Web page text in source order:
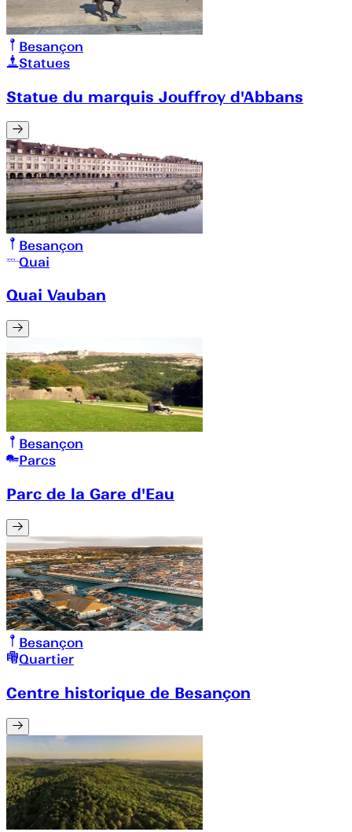
Besançon
Statues
Statue du marquis Jouffroy d'Abbans
Besançon
Quai
Quai Vauban
Besançon
Parcs
Parc de la Gare d'Eau
Besançon
Quartier
Centre historique de Besançon